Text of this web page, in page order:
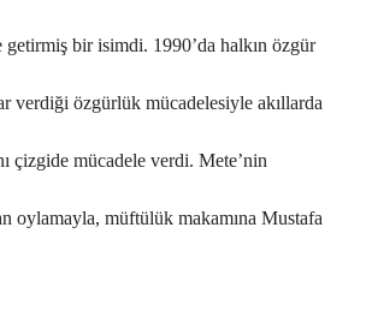
bir isimdi. 1990’da halkın özgür
verdiği özgürlük mücadelesiyle akıllarda
çizgide mücadele verdi. Mete’nin
oylamayla, müftülük makamına Mustafa